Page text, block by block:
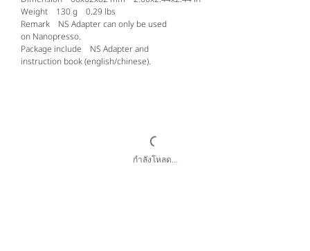
Weight 130 g 0.29 lbs
Remark NS Adapter can only be used
on Nanopresso.
Package include NS Adapter and
instruction book (english/chinese).
กำลังโหลด...